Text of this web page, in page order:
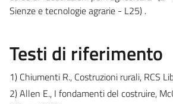
Sienze e tecnologie agrarie - L25) .
Testi di riferimento
1) Chiumenti R., Costruzioni rurali, RCS
2) Allen E., I fondamenti del costruire,